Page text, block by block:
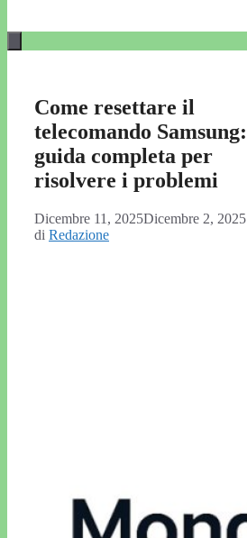
Come resettare il
telecomando Samsung:
guida completa per
risolvere i problemi
Dicembre 11, 2025Dicembre 2, 2025
di Redazione